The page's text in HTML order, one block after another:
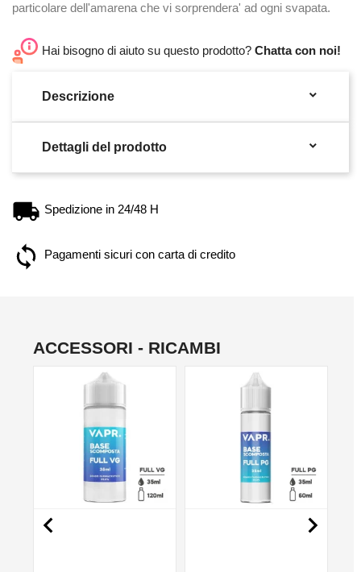
particolare dell'amarena che vi sorprendera' ad ogni svapata.
Hai bisogno di aiuto su questo prodotto? Chatta con noi!
Descrizione 
Dettagli del prodotto 
Spedizione in 24/48 H
Pagamenti sicuri con carta di credito
ACCESSORI - RICAMBI
 